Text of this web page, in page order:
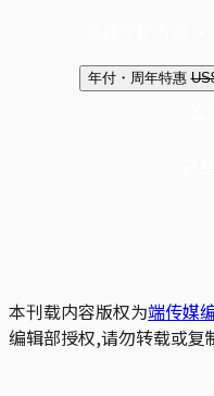
年付・周年特惠
本刊载内容版权为端传媒
编辑部授权,请勿转载或复